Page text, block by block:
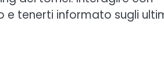
tenerti informato sugli